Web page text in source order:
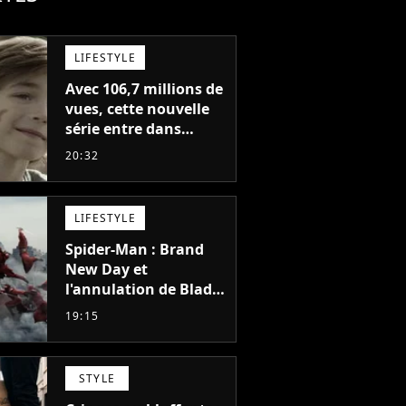
LIFESTYLE
Avec 106,7 millions de
vues, cette nouvelle
série entre dans
l'histoire de Netflix en
20:32
LIFESTYLE
Spider-Man : Brand
New Day et
l'annulation de Blade
montrent que Marvel
faire quoi que ce soit
de simple
19:15
STYLE